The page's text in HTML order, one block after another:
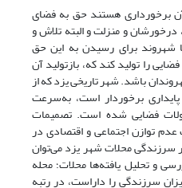
برخورداری هستند حق به فضای
و منزلت و البته تلاش و
برای رسیدن به این حق
را تولید کند که، بازتولید آن
باشد. شهر تاریخی یزد که از
برخوردار است، به‌سرعت
فضایی شده است. تصمیمات
توازن اجتماعی و اقتصادی در
سرزندگی محلات شهر یزد می‌توان
و تحلیل یافته‌ها محلات؛ محله
سرزندگی را داراست، در رتبه